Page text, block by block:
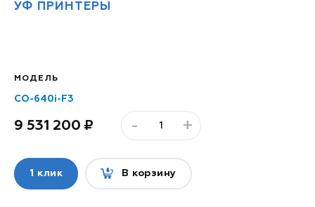
УФ ПРИНТЕРЫ
МОДЕЛЬ
CO-640i-F3
9 531 200 - +
1 клик В корзину